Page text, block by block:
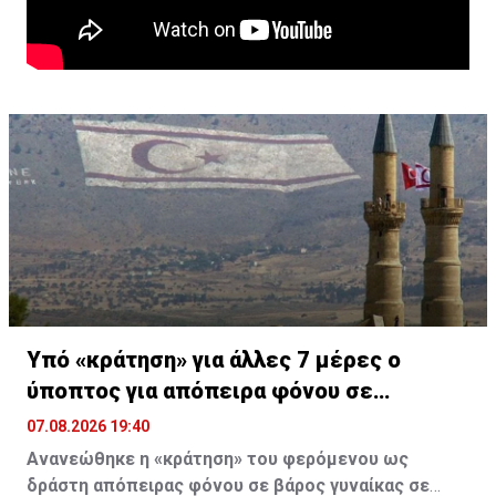
Υπό «κράτηση» για άλλες 7 μέρες ο
ύποπτος για απόπειρα φόνου σε
υπεραγορά
07.08.2026 19:40
Ανανεώθηκε η «κράτηση» του φερόμενου ως
δράστη απόπειρας φόνου σε βάρος γυναίκας σε